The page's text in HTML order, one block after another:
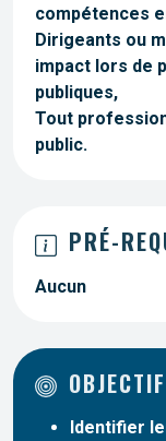
compétences
Dirigeants ou
impact lors de
publiques,
Tout
public.
PRÉ-
Aucun
Identifier